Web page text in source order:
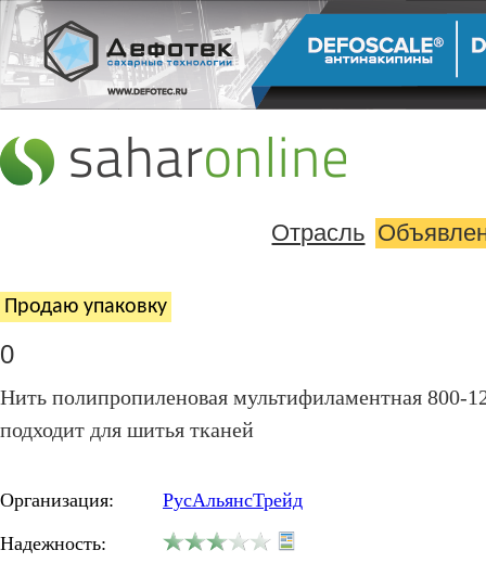
Отрасль
Продаю упаковку
0
Нить полипропиленовая мультифиламентная 800-
подходит для шитья тканей
Организация:
РусАльянсТрейд
Надежность: